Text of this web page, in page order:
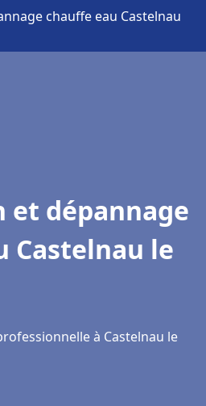
chauffe eau Castelnau
dépannage
Castelnau le
à Castelnau le